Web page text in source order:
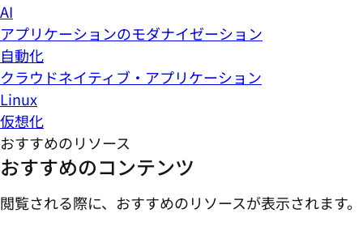
AI
アプリケーションのモダナイゼーション
自動化
クラウドネイティブ・アプリケーション
Linux
仮想化
おすすめのリソース
おすすめのコンテンツ
閲覧される際に、おすすめのリソースが表示されます。